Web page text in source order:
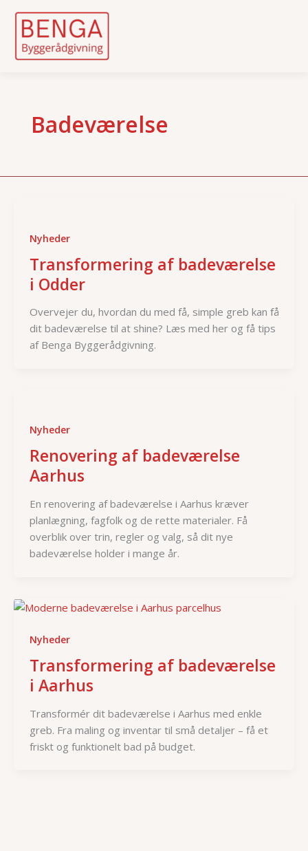
Skip
Badeværelse
Nyheder
Transformering af badeværelse
i Odder
Overvejer du, hvordan du med få, simple greb kan få
dit badeværelse til at shine? Læs med her og få tips
af Benga Byggerådgivning.
Nyheder
Renovering af badeværelse
Aarhus
En renovering af badeværelse i Aarhus kræver
planlægning, fagfolk og de rette materialer. Få
overblik over trin, regler og valg, så dit nye
badeværelse holder i mange år.
Nyheder
Transformering af badeværelse
i Aarhus
Transformér dit badeværelse i Aarhus med enkle
greb. Fra maling og inventar til små detaljer – få et
friskt og funktionelt bad på budget.